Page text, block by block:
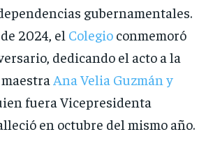
gubernamentales.
2024, el Colegio conmemoró
dedicando el acto a la
Ana Velia Guzmán y
fuera Vicepresidenta
en octubre del mismo año.